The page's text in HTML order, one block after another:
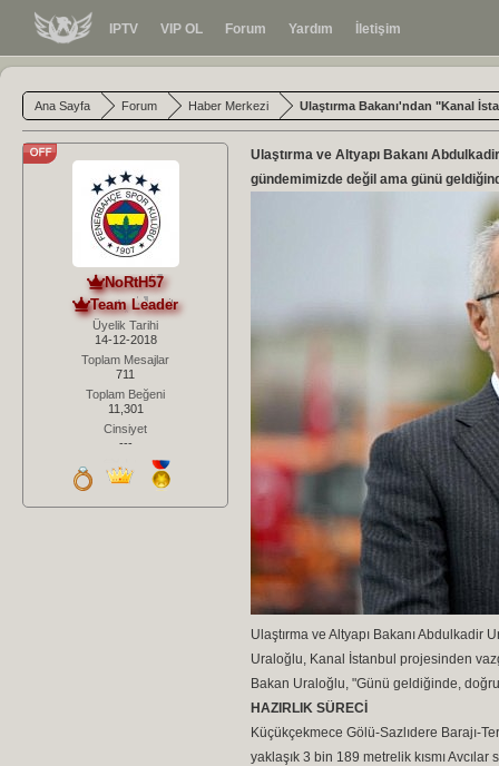
IPTV VIP OL Forum Yardım İletişim
Ana Sayfa Forum Haber Merkezi Ulaştırma Bakanı'ndan "Kanal
NoRtH57
Team Leader
Üyelik Tarihi
14-12-2018
Toplam Mesajlar
711
Toplam Beğeni
11,301
Cinsiyet
---
Ulaştırma ve Altyapı Bakanı
gündemimizde değil ama günü
Ulaştırma ve Altyapı Bakanı
Uraloğlu, Kanal İstanbul projesinden
Bakan Uraloğlu, "Günü geldiğinde,
HAZIRLIK SÜRECİ
Küçükçekmece Gölü-Sazlıdere Barajı-
yaklaşık 3 bin 189 metrelik kısmı